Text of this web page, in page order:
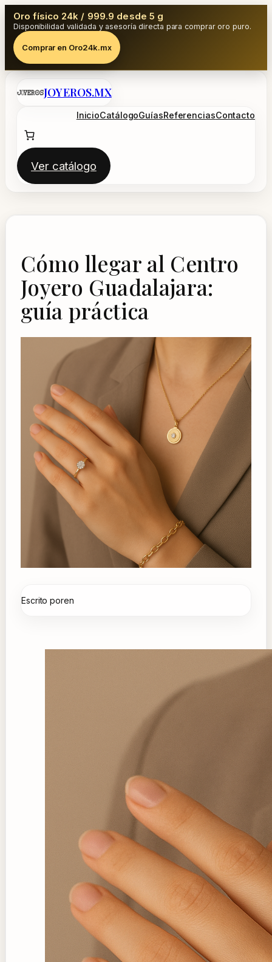
Oro físico 24k / 999.9 desde 5 g
Disponibilidad validada y asesoría directa para comprar oro puro.
Comprar en Oro24k.mx
Saltar
JOYEROS.MX
InicioCatálogoGuíasReferenciasContacto
Ver catálogo
Cómo llegar al Centro
Joyero Guadalajara:
guía práctica
Escrito poren